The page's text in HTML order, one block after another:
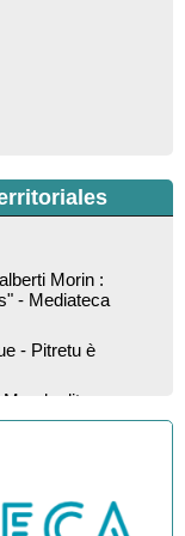
- Mediateca
Regards sur le
- Spaziu Jean-
Regina & Bruno",
interprété par